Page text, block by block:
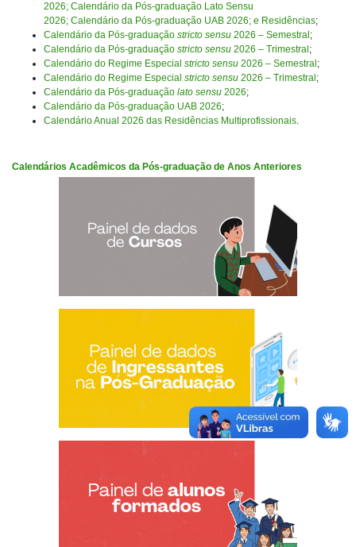
2026; Calendário da Pós-graduação Lato Sensu
2026; Calendário da Pós-graduação UAB 2026; e Residências;
Calendário da Pós-graduação stricto sensu 2026 – Semestral ;
Calendário da Pós-graduação stricto sensu 2026 – Trimestral ;
Calendário do Regime Especial stricto sensu 2026 – Semestral ;
Calendário do Regime Especial stricto sensu 2026 – Trimestral ;
Calendário da Pós-graduação lato sensu 2026;
Calendário da Pós-graduação UAB 2026;
Calendário Anual 2026 das Residências Multiprofissionais.
Calendários Acadêmicos da Pós-graduação de Anos Anteriores